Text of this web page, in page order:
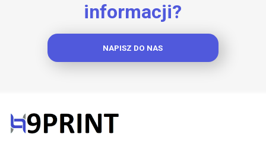
informacji?
NAPISZ DO NAS